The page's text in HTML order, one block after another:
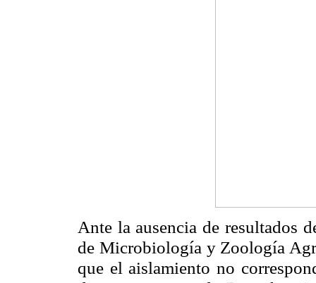
Ante la ausencia de resultados
de Microbiología y Zoología
que el aislamiento no